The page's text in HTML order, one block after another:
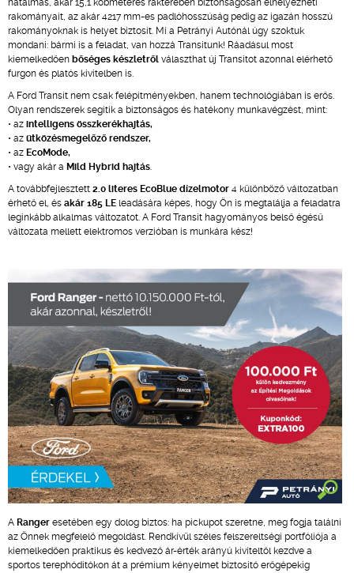
hatalmas, akár 15,1 köbméteres rakterében biztonságosan elhelyezheti
rakományait, az akár 4217 mm-es padlóhosszúság pedig az igazán hosszú
rakományoknak is helyet biztosít. Mi a Petrányi Autónál úgy szoktuk
mondani: bármi is a feladat, van hozzá Transitunk! Ráadásul most
kiemelkedően bőséges készletről választhat új Transitot azonnal elérhető
furgon és platós kivitelben is.
A Ford Transit nem csak felépítményekben, hanem technológiában is erős.
Olyan rendszerek segítik a biztonságos és hatékony munkavégzést, mint:
• az intelligens összkerékhajtás,
• az ütközésmegelőző rendszer,
• az EcoMode,
• vagy akár a Mild Hybrid hajtás.
A továbbfejlesztett 2.0 literes EcoBlue dízelmotor 4 különböző változatban
érhető el, és akár 185 LE leadására képes, hogy Ön is megtalálja a feladatra
leginkább alkalmas változatot. A Ford Transit hagyományos belső égésű
változata mellett elektromos verzióban is munkára kész!
A Ranger esetében egy dolog biztos: ha pickupot szeretne, meg fogja találni
az Önnek megfelelő megoldást. Rendkívül széles felszereltségi portfóliója a
kiemelkedően praktikus és kedvező ár-érték arányú kiviteltől kezdve a
sportos terephódítókon át a prémium kényelmet biztosító erőgépekig